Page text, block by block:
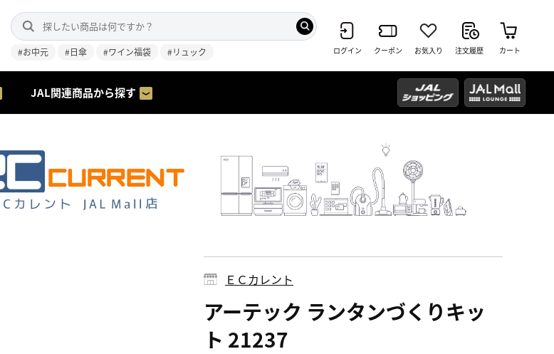
#お中元 #日傘 #ワイン福袋 #リュック ログイン クーポン お気入り 注文履歴 カート
JAL関連商品から探す
ＥＣカレント
アーテック ランタンづくりキッ
ト 21237